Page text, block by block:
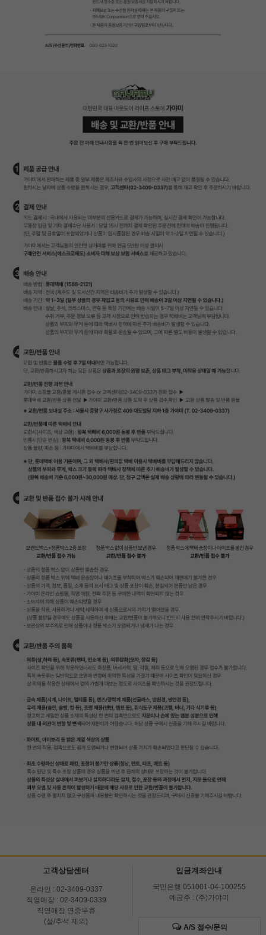
고객상담센터
온라인 : 02-3409-0337
직영매장 : 02-3409-0339
직영매장 연중무휴
(설/추석 제외)
입금계좌안내
국민은행 051001-04-100255
예금주 : (주)가야미
A/S 접수/문의